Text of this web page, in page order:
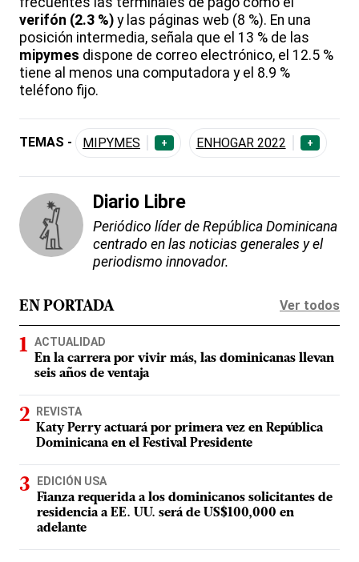
verifón (2.3 %) y las páginas web (8 %). En una
posición intermedia, señala que el 13 % de las
mipymes dispone de correo electrónico, el 12.5 %
tiene al menos una computadora y el 8.9 %
teléfono fijo.
TEMAS - MIPYMES + ENHOGAR 2022 +
Diario Libre
Periódico líder de República Dominicana
centrado en las noticias generales y el
periodismo innovador.
EN PORTADA Ver todos
ACTUALIDAD
En la carrera por vivir más, las dominicanas llevan
seis años de ventaja
REVISTA
Katy Perry actuará por primera vez en República
Dominicana en el Festival Presidente
EDICIÓN USA
Fianza requerida a los dominicanos solicitantes de
residencia a EE. UU. será de US$100,000 en
adelante